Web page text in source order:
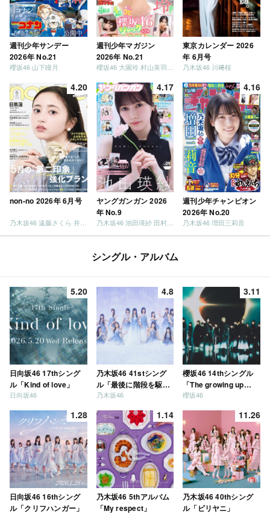
週刊少年サンデー
2026年 No.21
櫻坂46 山下瞳月
週刊少年マガジン
2026年 No.21
櫻坂46 大園玲 村山美羽 稲熊ひな
東京カレンダー 2026
年 6月号
乃木坂46 川﨑桜
4.20
non-no 2026年 6月号
4.17
ヤングガンガン 2026
年 No.9
乃木坂46 池田瑛紗 田村真佑
4.16
週刊少年チャンピオン
2026年 No.20
乃木坂46 増田三莉音
シングル・アルバム
5.20
日向坂46 17thシング
ル「Kind of love」
日向坂46
4.8
乃木坂46 41stシング
ル「最後に階段を駆け
上がったのはいつ
乃木坂46
3.11
櫻坂46 14thシングル
「The growing up
train」
櫻坂46
1.28
日向坂46 16thシング
ル「クリフハンガー」
1.14
乃木坂46 5thアルバム
「My respect」
11.26
乃木坂46 40thシング
ル「ビリヤニ」